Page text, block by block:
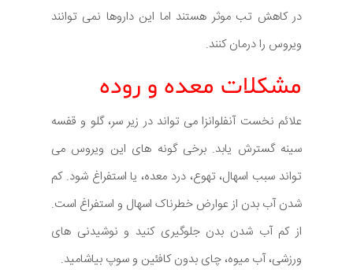
در کاهش تب موثر هستند اما این داروها نمی توانند
ویروس را درمان کنند.
مشکلات معده و روده
علائم نخست آنفلوانزا می تواند در زیر سر، گلو و قفسه
سینه گسترش یابد. برخی گونه های این ویروس می
تواند سبب اسهال، تهوع، درد معده، یا استفراغ شود. کم
شدن آب بدن از عوارض خطرناک اسهال و استفراغ است.
از کم آب شدن بدن جلوگیری کنید و نوشیدنی های
ورزشی، آب میوه، چای بدون کافئین و سوپ بیاشامید.